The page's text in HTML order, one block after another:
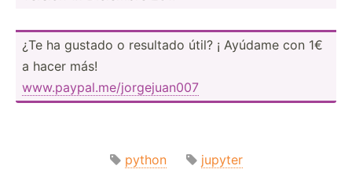
¿Te ha gustado o resultado útil? ¡ Ayúdame con 1€
a hacer más!
www.pa­ypa­l.m­e/j­org­eju­an007
python jupyter